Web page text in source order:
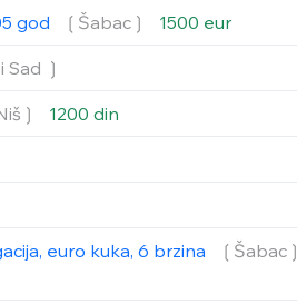
god ❲Šabac❳ 1500 eur
Sad ❳
1200 din
euro kuka, 6 brzina
❲Šabac❳